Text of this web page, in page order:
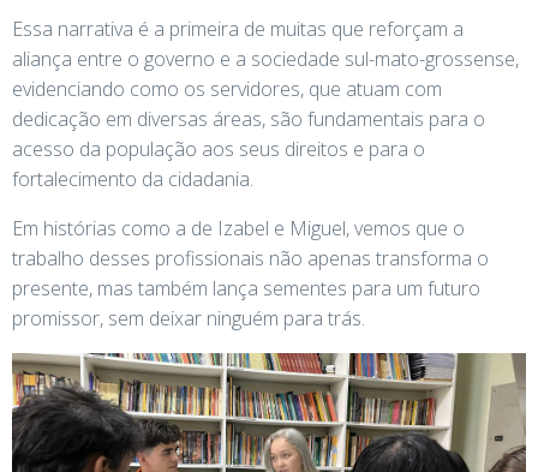
Essa narrativa é a primeira de muitas que reforçam a
aliança entre o governo e a sociedade sul-mato-grossense,
evidenciando como os servidores, que atuam com
dedicação em diversas áreas, são fundamentais para o
acesso da população aos seus direitos e para o
fortalecimento da cidadania.
Em histórias como a de Izabel e Miguel, vemos que o
trabalho desses profissionais não apenas transforma o
presente, mas também lança sementes para um futuro
promissor, sem deixar ninguém para trás.